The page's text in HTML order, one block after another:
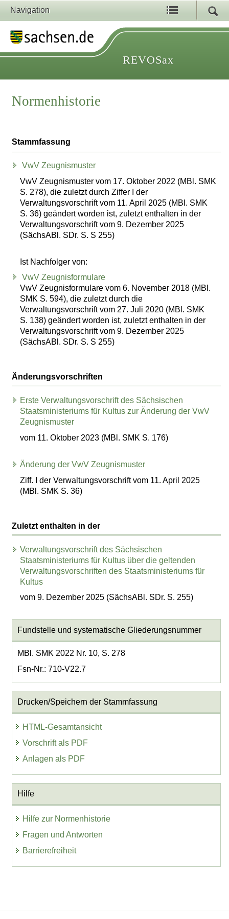
Navigation
REVOSax
Normenhistorie
Stammfassung
VwV Zeugnismuster
VwV Zeugnismuster vom 17. Oktober 2022 (MBl. SMK
S. 278), die zuletzt durch Ziffer I der
Verwaltungsvorschrift vom 11. April 2025 (MBl. SMK
S. 36) geändert worden ist, zuletzt enthalten in der
Verwaltungsvorschrift vom 9. Dezember 2025
(SächsABl. SDr. S. S 255)
Ist Nachfolger von:
VwV Zeugnisformulare
VwV Zeugnisformulare vom 6. November 2018 (MBl.
SMK S. 594), die zuletzt durch die
Verwaltungsvorschrift vom 27. Juli 2020 (MBl. SMK
S. 138) geändert worden ist, zuletzt enthalten in der
Verwaltungsvorschrift vom 9. Dezember 2025
(SächsABl. SDr. S. S 255)
Änderungsvorschriften
Erste Verwaltungsvorschrift des Sächsischen
Staatsministeriums für Kultus zur Änderung der VwV
Zeugnismuster
vom 11. Oktober 2023 (MBl. SMK S. 176)
Änderung der VwV Zeugnismuster
Ziff. I der Verwaltungsvorschrift vom 11. April 2025
(MBl. SMK S. 36)
Zuletzt enthalten in der
Verwaltungsvorschrift des Sächsischen
Staatsministeriums für Kultus über die geltenden
Verwaltungsvorschriften des Staatsministeriums für
Kultus
vom 9. Dezember 2025 (SächsABl. SDr. S. 255)
Fundstelle und systematische Gliederungsnummer
MBl. SMK 2022 Nr. 10, S. 278
Fsn-Nr.: 710-V22.7
Drucken/Speichern der Stammfassung
HTML-Gesamtansicht
Vorschrift als PDF
Anlagen als PDF
Hilfe
Hilfe zur Normenhistorie
Fragen und Antworten
Barrierefreiheit